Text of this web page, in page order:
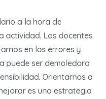
a la hora de
actividad. Los docentes
en los errores y
puede ser demoledora
Orientarnos a
es una estrategia